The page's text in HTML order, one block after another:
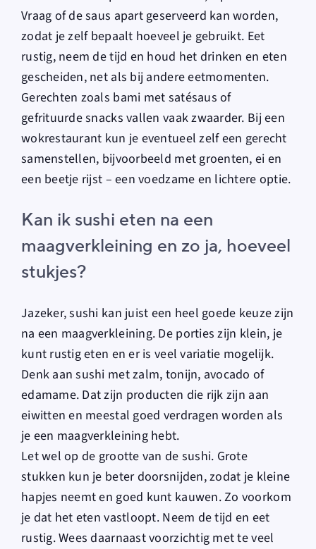
Vraag of de saus apart geserveerd kan worden,
zodat je zelf bepaalt hoeveel je gebruikt. Eet
rustig, neem de tijd en houd het drinken en eten
gescheiden, net als bij andere eetmomenten.
Gerechten zoals bami met satésaus of
gefrituurde snacks vallen vaak zwaarder. Bij een
wokrestaurant kun je eventueel zelf een gerecht
samenstellen, bijvoorbeeld met groenten, ei en
een beetje rijst – een voedzame en lichtere optie.
Kan ik sushi eten na een
maagverkleining en zo ja, hoeveel
stukjes?
Jazeker, sushi kan juist een heel goede keuze zijn
na een maagverkleining. De porties zijn klein, je
kunt rustig eten en er is veel variatie mogelijk.
Denk aan sushi met zalm, tonijn, avocado of
edamame. Dat zijn producten die rijk zijn aan
eiwitten en meestal goed verdragen worden als
je een maagverkleining hebt.
Let wel op de grootte van de sushi. Grote
stukken kun je beter doorsnijden, zodat je kleine
hapjes neemt en goed kunt kauwen. Zo voorkom
je dat het eten vastloopt. Neem de tijd en eet
rustig. Wees daarnaast voorzichtig met te veel